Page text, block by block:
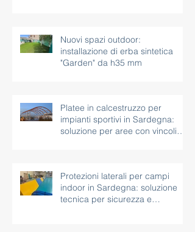
Nuovi spazi outdoor:
installazione di erba sintetica
"Garden" da h35 mm
Platee in calcestruzzo per
impianti sportivi in Sardegna:
soluzione per aree con vincoli
Protezioni laterali per campi
indoor in Sardegna: soluzione
tecnica per sicurezza e